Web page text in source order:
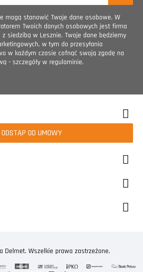
mogą stanowić Twoje dane osobowe. W
Twoich danych osobowych jest firma
z siedzibą w Lesznie. Twoje dane będziemy
w tym do przesyłania
w każdym czasie cofnąć swoją zgodę na
- szczegóły w regulaminie.
ODSTĄP OD UMOWY
Delmet. Wszelkie prawa zastrzeżone.